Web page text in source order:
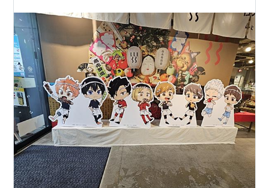
ハイキュー!! 1 (ジャンプコミック
ス)
作者:古舘春一
出版社/メーカー:集英社
発売日:2012/06/04
メディア:コミック
クリック: 50回
この商品を含むブログ (55件) を見る
ハイキュー!! 2 (ジャンプコミック
ス)
作者:
古舘春一
出版社/メーカー:集英社